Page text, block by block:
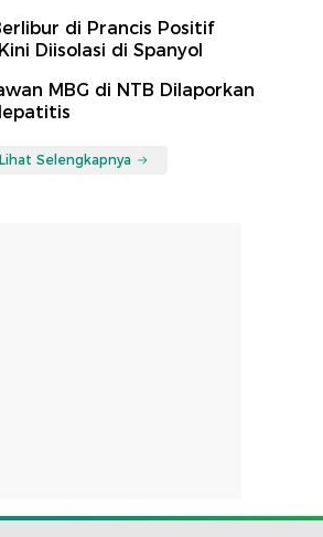
di Prancis Positif
Diisolasi di Spanyol
MBG di NTB Dilaporkan
Lihat Selengkapnya